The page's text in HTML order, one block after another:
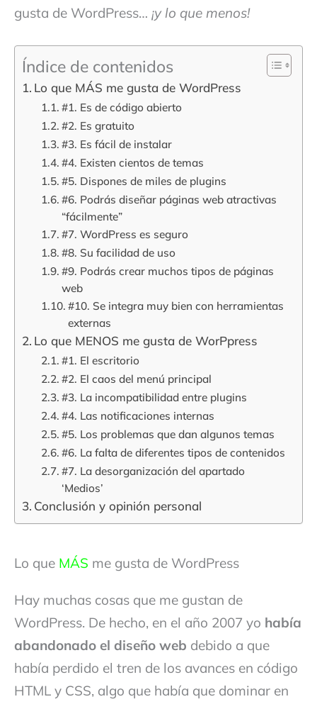
gusta de WordPress… ¡y lo que menos!
Índice de contenidos
Lo que MÁS me gusta de WordPress
#1. Es de código abierto
#2. Es gratuito
#3. Es fácil de instalar
#4. Existen cientos de temas
#5. Dispones de miles de plugins
#6. Podrás diseñar páginas web atractivas
“fácilmente”
#7. WordPress es seguro
#8. Su facilidad de uso
#9. Podrás crear muchos tipos de páginas
web
#10. Se integra muy bien con herramientas
externas
Lo que MENOS me gusta de WorPpress
#1. El escritorio
#2. El caos del menú principal
#3. La incompatibilidad entre plugins
#4. Las notificaciones internas
#5. Los problemas que dan algunos temas
#6. La falta de diferentes tipos de contenidos
#7. La desorganización del apartado
‘Medios’
Conclusión y opinión personal
Lo que MÁS me gusta de WordPress
Hay muchas cosas que me gustan de
WordPress. De hecho, en el año 2007 yo había
abandonado el diseño web debido a que
había perdido el tren de los avances en código
HTML y CSS, algo que había que dominar en